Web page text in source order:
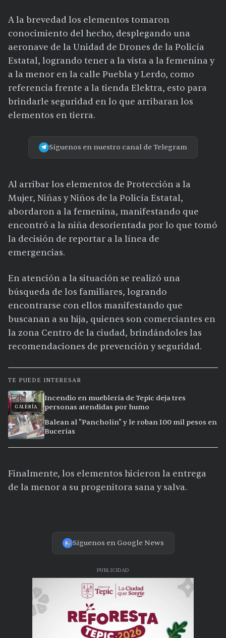
A la brevedad los elementos tomaron
conocimiento del hecho, desplegando una
aeronave de la Unidad de Drones de la Policía
Estatal, logrando tener a la vista a la femenina y
a la menor en la calle Puebla y Lerdo, como
referencia frente a la tienda Elektra, esto para
brindarle seguridad en lo que arribaran los
elementos en tierra.
Síguenos en nuestro canal de Telegram
Al arribar los elementos de Protección a la
Mujer, Niñas y Niños de la Policía Estatal,
abordaron a la femenina, manifestando que
encontró a la niña desorientada por lo que tomó
la decisión de reportar a la línea de
emergencias.
En atención a la situación se realizó una
búsqueda de los familiares, logrando
encontrarse con ellos manifestando que
buscanan a su hija, quienes son comerciantes en
la zona Centro de la ciudad, brindándoles las
recomendaciones de prevención y seguridad.
TE PUEDE INTERESAR
GALERÍA
Incendio en mueblería de Tepic deja tres
personas atendidas por humo
Balean al "Pancholín" y le roban 100 mil pesos en
Bucerías
Finalmente, los elementos hicieron la entrega
de la menor a su progenitora sana y salva.
Síguenos en Google News
PUBLICIDAD